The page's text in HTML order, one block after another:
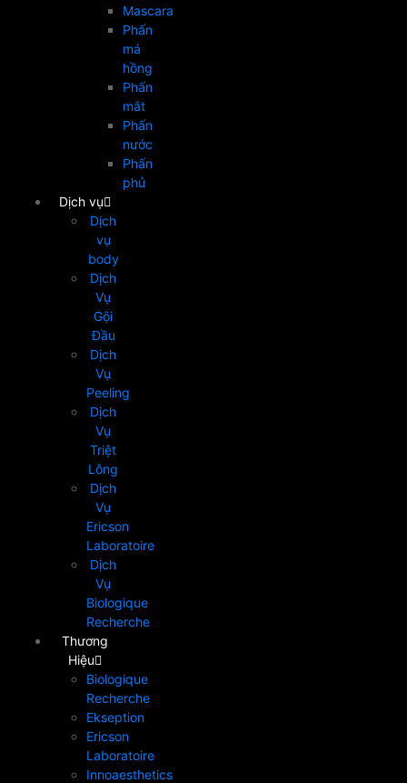
Mascara
Phấn
má
hồng
Phấn
mắt
Phấn
nước
Phấn
phủ
Dịch vụ
Dịch
vụ
body
Dịch
Vụ
Gội
Đầu
Dịch
Vụ
Peeling
Dịch
Vụ
Triệt
Lông
Dịch
Vụ
Ericson
Laboratoire
Dịch
Vụ
Biologique
Recherche
Thương
Hiệu
Biologique
Recherche
Ekseption
Ericson
Laboratoire
Innoaesthetics